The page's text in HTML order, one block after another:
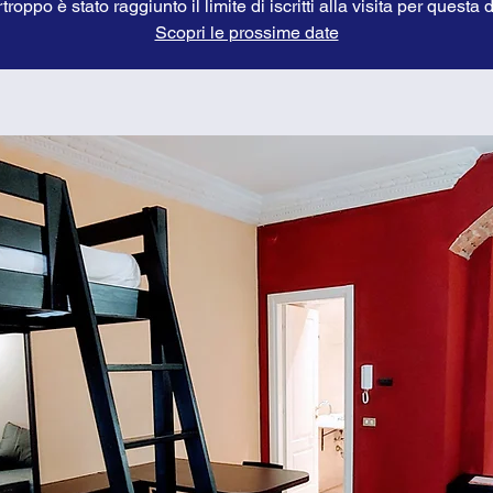
è stato raggiunto il limite di iscritti alla visita per questa
Scopri le prossime date